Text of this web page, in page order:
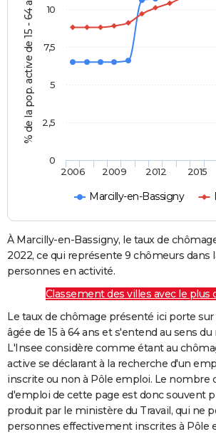
% de la pop. active de 15 - 64 ans
Marcilly-en-Bassigny
2006 2009 2012 2015
0
2,5
5
7,5
10
À Marcilly-en-Bassigny, le taux de
2022, ce qui représente 9 chômeurs dans
personnes en activité.
Classement des villes avec le plus
Le taux de chômage présenté ici porte
âgée de 15 à 64 ans et s'entend au sens
L'Insee considère comme étant au
active se déclarant à la recherche d'un
inscrite ou non à Pôle emploi. Le nombre
d'emploi de cette page est donc souvent
produit par le ministère du Travail, qui ne
personnes effectivement inscrites à Pôle